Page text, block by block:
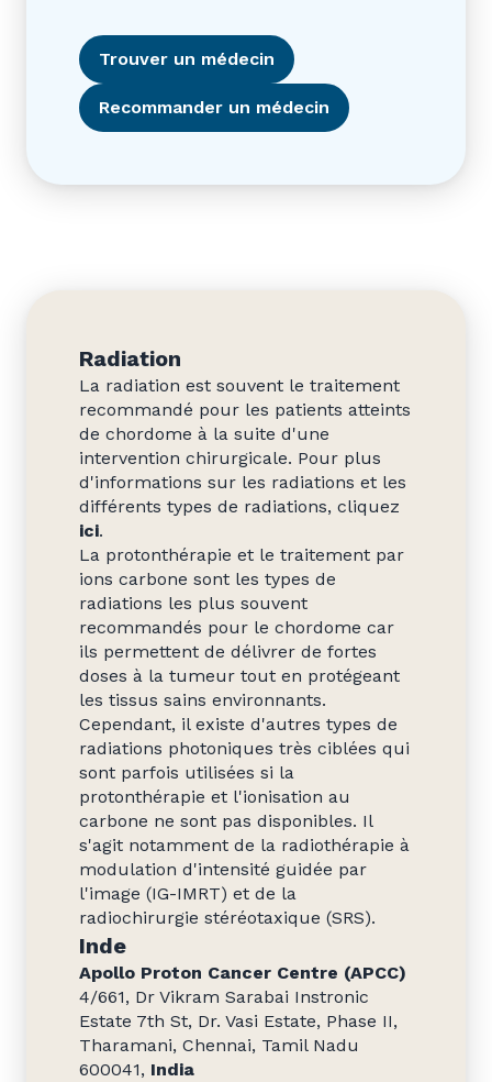
Trouver un médecin
Recommander un médecin
Radiation
La radiation est souvent le traitement
recommandé pour les patients atteints
de chordome à la suite d'une
intervention chirurgicale. Pour plus
d'informations sur les radiations et les
différents types de radiations, cliquez
ici.
La protonthérapie et le traitement par
ions carbone sont les types de
radiations les plus souvent
recommandés pour le chordome car
ils permettent de délivrer de fortes
doses à la tumeur tout en protégeant
les tissus sains environnants.
Cependant, il existe d'autres types de
radiations photoniques très ciblées qui
sont parfois utilisées si la
protonthérapie et l'ionisation au
carbone ne sont pas disponibles. Il
s'agit notamment de la radiothérapie à
modulation d'intensité guidée par
l'image (IG-IMRT) et de la
radiochirurgie stéréotaxique (SRS).
Inde
Apollo Proton Cancer Centre (APCC)
4/661, Dr Vikram Sarabai Instronic
Estate 7th St, Dr. Vasi Estate, Phase II,
Tharamani, Chennai, Tamil Nadu
600041, India